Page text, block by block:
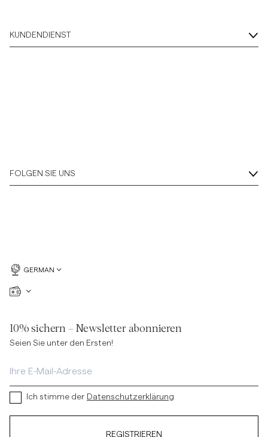
KUNDENDIENST
FOLGEN SIE UNS
GERMAN
10% sichern – Newsletter abonnieren
Seien Sie unter den Ersten!
Ich stimme der Datenschutzerklärung
REGISTRIEREN